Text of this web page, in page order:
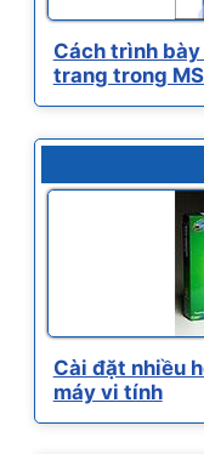
Cách trình
trang trong
Cài đặt nhiều
máy vi tính